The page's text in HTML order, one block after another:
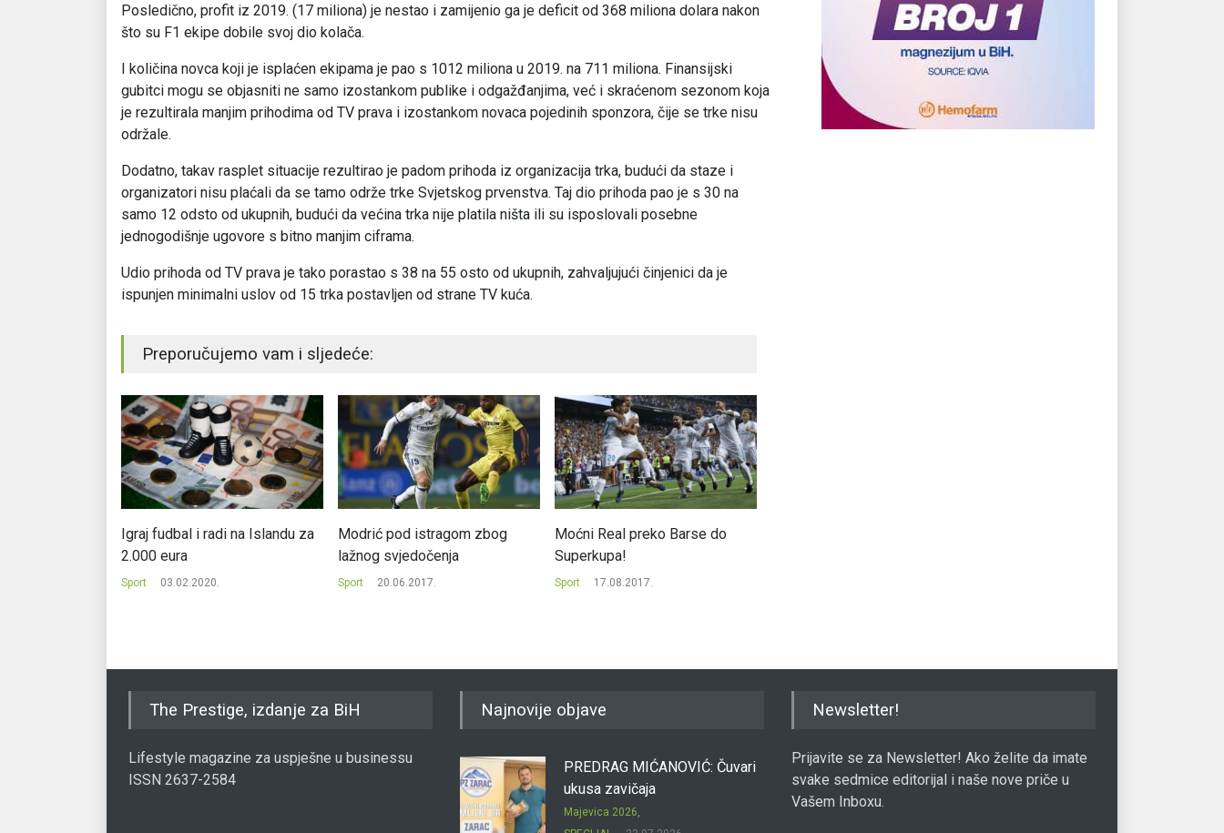
Posledično, profit iz 2019. (17 miliona) je nestao i zamijenio ga je deficit od 368 miliona dolara nakon
što su F1 ekipe dobile svoj dio kolača.
I količina novca koji je isplaćen ekipama je pao s 1012 miliona u 2019. na 711 miliona. Finansijski
gubitci mogu se objasniti ne samo izostankom publike i odgažđanjima, već i skraćenom sezonom koja
je rezultirala manjim prihodima od TV prava i izostankom novaca pojedinih sponzora, čije se trke nisu
održale.
Dodatno, takav rasplet situacije rezultirao je padom prihoda iz organizacija trka, budući da staze i
organizatori nisu plaćali da se tamo održe trke Svjetskog prvenstva. Taj dio prihoda pao je s 30 na
samo 12 odsto od ukupnih, budući da većina trka nije platila ništa ili su isposlovali posebne
jednogodišnje ugovore s bitno manjim ciframa.
Udio prihoda od TV prava je tako porastao s 38 na 55 osto od ukupnih, zahvaljujući činjenici da je
ispunjen minimalni uslov od 15 trka postavljen od strane TV kuća.
Preporučujemo vam i sljedeće:
Igraj fudbal i radi na Islandu za
2.000 eura
Sport 03.02.2020.
Modrić pod istragom zbog
lažnog svjedočenja
Sport 20.06.2017.
Moćni Real preko Barse do
Superkupa!
Sport 17.08.2017.
The Prestige, izdanje za BiH
Lifestyle magazine za uspješne u businessu
ISSN 2637-2584
Najnovije objave
PREDRAG MIĆANOVIĆ: Čuvari
ukusa zavičaja
Majevica 2026
Newsletter!
Prijavite se za Newsletter! Ako želite da imate
svake sedmice editorijal i naše nove priče u
Vašem Inboxu.